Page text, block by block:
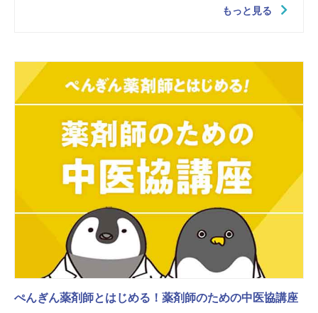
もっと見る
ぺんぎん薬剤師とはじめる！薬剤師のための中医協講座